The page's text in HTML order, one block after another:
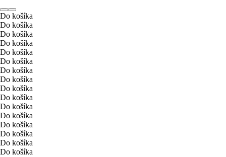
Do košíka
Do košíka
Do košíka
Do košíka
Do košíka
Do košíka
Do košíka
Do košíka
Do košíka
Do košíka
Do košíka
Do košíka
Do košíka
Do košíka
Do košíka
Do košíka